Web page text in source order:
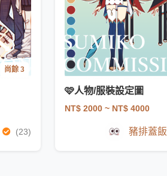
尚餘 3
(23)
🩷人物/服裝設定圖
NT$ 2000 ~ NT$ 4000
豬排蓋飯